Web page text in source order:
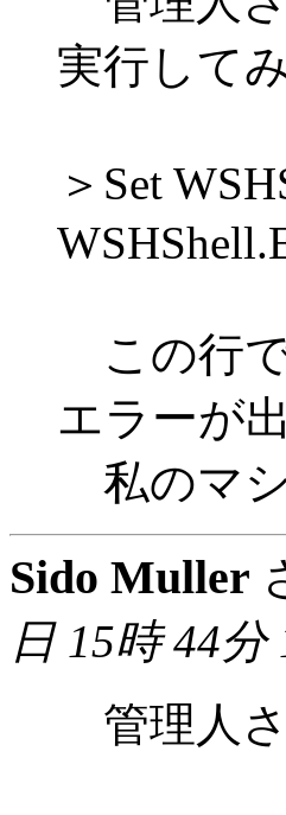
実行して
＞Set
この行
エラーが
私のマ
Sido Muller
日 15時 44分
管理人